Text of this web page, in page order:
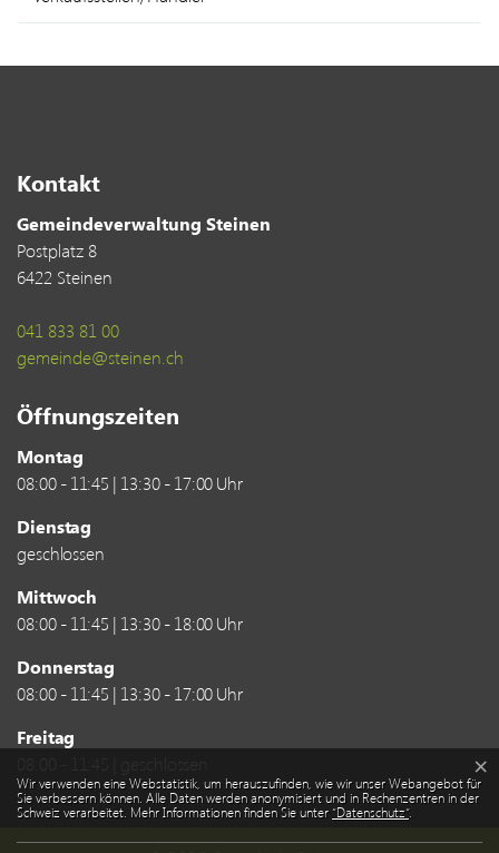
Kontakt
Gemeindeverwaltung Steinen
Postplatz 8
6422 Steinen
041 833 81 00
gemeinde@steinen.ch
Öffnungszeiten
Montag
08:00 - 11:45 | 13:30 - 17:00 Uhr
Dienstag
geschlossen
Mittwoch
08:00 - 11:45 | 13:30 - 18:00 Uhr
Donnerstag
08:00 - 11:45 | 13:30 - 17:00 Uhr
Freitag
Webstatistik
Wir verwenden eine Webstatistik, um herauszufinden, wie wir unser Webangebot für
Sie verbessern können. Alle Daten werden anonymisiert und in Rechenzentren in der
Schweiz verarbeitet. Mehr Informationen finden Sie unter“Datenschutz“.
×